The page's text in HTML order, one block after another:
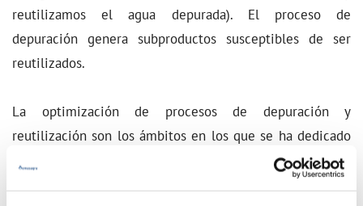
reutilizamos el agua depurada). El proceso de
depuración genera subproductos susceptibles de ser
reutilizados.
La optimización de procesos de depuración y
reutilización son los ámbitos en los que se ha dedicado
más esfuerzo en las labores de investigación e